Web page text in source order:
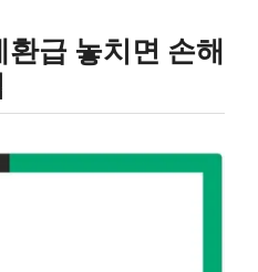
급 놓치면 손해